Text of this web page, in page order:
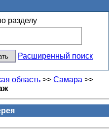
разделу
Расширенный поиск
область >> Самара >>